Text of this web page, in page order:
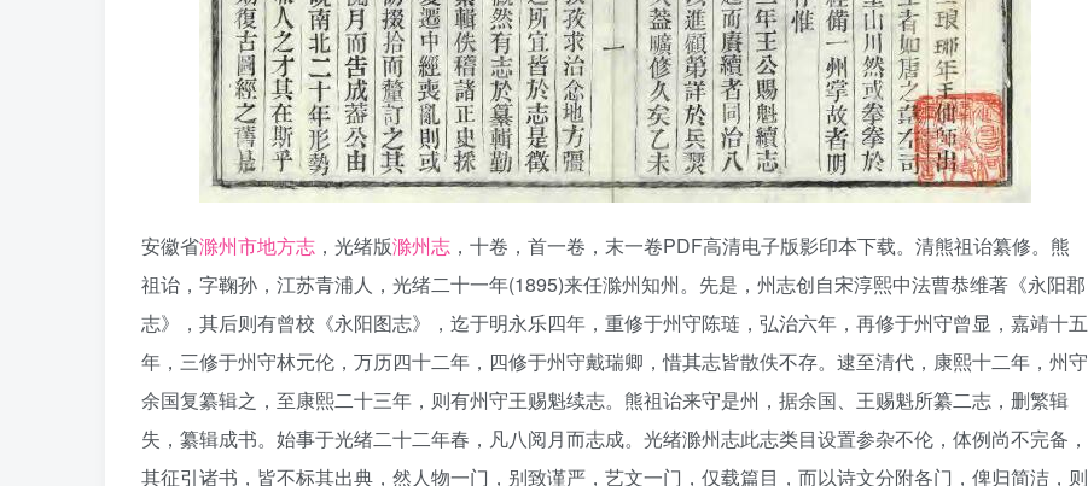
安徽省滁州市地方志 ，光绪版滁州志 ，十卷，首一卷，末一卷PDF高清电子版影印本下载。清熊祖诒纂修。熊
祖诒，字鞠孙，江苏青浦人，光绪二十一年(1895)来任滁州知州。先是，州志创自宋淳熙中法曹恭维著《永阳郡
志》，其后则有曾校《永阳图志》，迄于明永乐四年，重修于州守陈琏，弘治六年，再修于州守曾显，嘉靖十五
年，三修于州守林元伦，万历四十二年，四修于州守戴瑞卿，惜其志皆散佚不存。逮至清代，康熙十二年，州守
余国复纂辑之，至康熙二十三年，则有州守王赐魁续志。熊祖诒来守是州，据余国、王赐魁所纂二志，删繁辑
失，纂辑成书。始事于光绪二十二年春，凡八阅月而志成。光绪滁州志此志类目设置参杂不伦，体例尚不完备，
其征引诸书，皆不标其出典，然人物一门，别致谨严，艺文一门，仅载篇目，而以诗文分附各门，俾归简洁，则